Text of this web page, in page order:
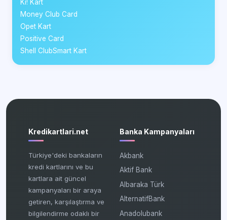
Ki! Kart
Money Club Card
Opet Kart
Positive Card
Shell ClubSmart Kart
Kredikartlari.net
Türkiye'deki bankaların
kredi kartlarını ve bu
kartlara ait güncel
kampanyaları bir araya
getiren, karşılaştırma ve
bilgilendirme odaklı bir
Banka Kampanyaları
Akbank
Aktif Bank
Albaraka Türk
AlternatifBank
Anadolubank